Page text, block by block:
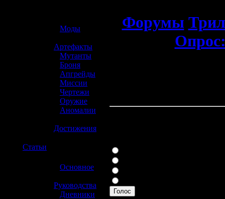
Моды
Артефакты
Мутанты
Броня
Апгрейды
Миссии
Чертежи
Оружие
Аномалии
Достижения
Статьи
Основное
Руководства
Дневники
Форумы
Голос